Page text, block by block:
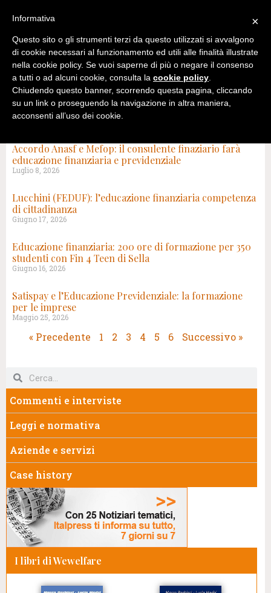
Accordo Anasf e Mefop: il consulente finaziario farà
educazione finanziaria e previdenziale
Luglio 8, 2026
Lucchini (FEDUF): l’educazione finanziaria competenza
di cittadinanza
Giugno 17, 2026
Educazione finanziaria: 200 ore di formazione per 350
studenti con Fin 4 Teen di Sella
Giugno 16, 2026
Satispay e l’Educazione Previdenziale: la formazione
per le imprese
Maggio 25, 2026
« Precedente 1 2 3 4 5 6 Successivo »
Commenti e interviste
Leggi e normativa
Aziende e servizi
Case history
I libri di Wewelfare
×
Informativa
Questo sito o gli strumenti terzi da questo utilizzati si avvalgono
di cookie necessari al funzionamento ed utili alle finalità illustrate
nella cookie policy. Se vuoi saperne di più o negare il consenso
a tutti o ad alcuni cookie, consulta la cookie policy.
Chiudendo questo banner, scorrendo questa pagina, cliccando
su un link o proseguendo la navigazione in altra maniera,
acconsenti all’uso dei cookie.